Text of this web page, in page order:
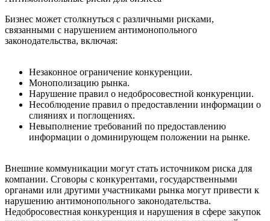
Бизнес может столкнуться с различными рисками,
связанными с нарушением антимонопольного
законодательства, включая:
Незаконное ограничение конкуренции.
Монополизацию рынка.
Нарушение правил о недобросовестной конкуренции.
Несоблюдение правил о предоставлении информации о
слияниях и поглощениях.
Невыполнение требований по предоставлению
информации о доминирующем положении на рынке.
Внешние коммуникации могут стать источником риска для
компании. Сговоры с конкурентами, государственными
органами или другими участниками рынка могут привести к
нарушению антимонопольного законодательства.
Недобросовестная конкуренция и нарушения в сфере закупок